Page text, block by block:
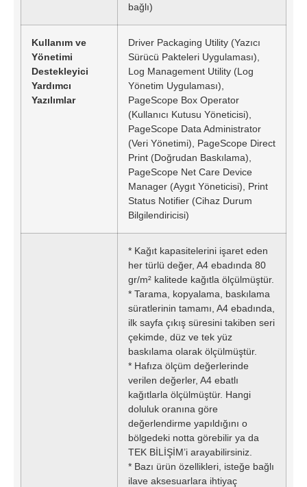
bağlı)
Kullanım ve
Yönetimi
Destekleyici
Yardımcı
Yazılımlar
Driver Packaging Utility (Yazıcı
Sürücü Pakteleri Uygulaması),
Log Management Utility (Log
Yönetim Uygulaması),
PageScope Box Operator
(Kullanıcı Kutusu Yöneticisi),
PageScope Data Administrator
(Veri Yönetimi), PageScope Direct
Print (Doğrudan Baskılama),
PageScope Net Care Device
Manager (Aygıt Yöneticisi), Print
Status Notifier (Cihaz Durum
Bilgilendiricisi)
* Kağıt kapasitelerini işaret eden
her türlü değer, A4 ebadında 80
gr/m² kalitede kağıtla ölçülmüştür.
* Tarama, kopyalama, baskılama
süratlerinin tamamı, A4 ebadında,
ilk sayfa çıkış süresini takiben seri
çekimde, düz ve tek yüz
baskılama olarak ölçülmüştür.
* Hafıza ölçüm değerlerinde
verilen değerler, A4 ebatlı
kağıtlarla ölçülmüştür. Hangi
doluluk oranına göre
değerlendirme yapıldığını o
bölgedeki notta görebilir ya da
TEK BİLİŞİM’i arayabilirsiniz.
* Bazı ürün özellikleri, isteğe bağlı
ilave aksesuarlara ihtiyaç